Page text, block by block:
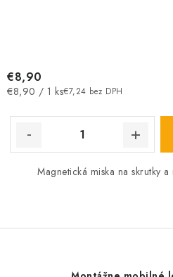
€7,24 bez DPH
€8,90
Jednotková
€8,90 / 1 ks
Magnetická miska na skrutky